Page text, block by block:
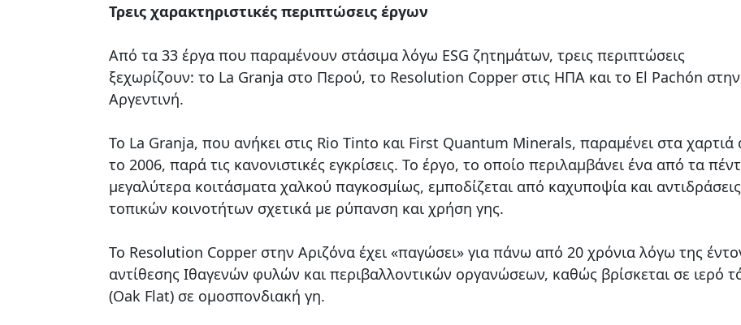
Τρεις χαρακτηριστικές περιπτώσεις έργων
Από τα 33 έργα που παραμένουν στάσιμα λόγω ESG ζητημάτων, τρεις περιπτώσεις
ξεχωρίζουν: το La Granja στο Περού, το Resolution Copper στις ΗΠΑ και το El Pachón στην
Αργεντινή.
Το La Granja, που ανήκει στις Rio Tinto και First Quantum Minerals, παραμένει στα χαρτιά
το 2006, παρά τις κανονιστικές εγκρίσεις. Το έργο, το οποίο περιλαμβάνει ένα από τα
μεγαλύτερα κοιτάσματα χαλκού παγκοσμίως, εμποδίζεται από καχυποψία και αντιδράσεις
τοπικών κοινοτήτων σχετικά με ρύπανση και χρήση γης.
Το Resolution Copper στην Αριζόνα έχει «παγώσει» για πάνω από 20 χρόνια λόγω της
αντίθεσης Ιθαγενών φυλών και περιβαλλοντικών οργανώσεων, καθώς βρίσκεται σε ιερό
(Oak Flat) σε ομοσπονδιακή γη.